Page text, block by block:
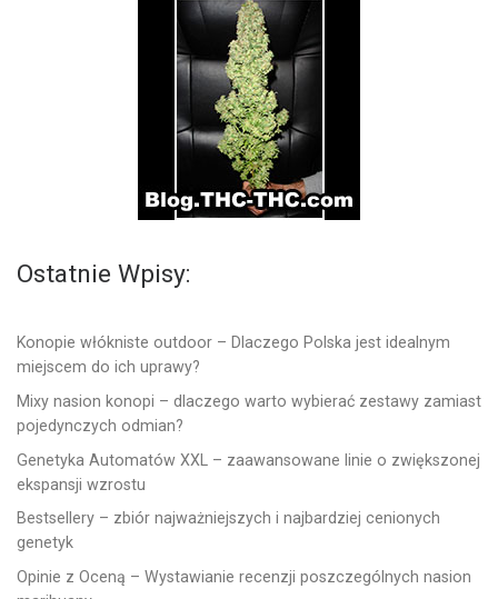
Ostatnie Wpisy:
Konopie włókniste outdoor – Dlaczego Polska jest idealnym
miejscem do ich uprawy?
Mixy nasion konopi – dlaczego warto wybierać zestawy zamiast
pojedynczych odmian?
Genetyka Automatów XXL – zaawansowane linie o zwiększonej
ekspansji wzrostu
Bestsellery – zbiór najważniejszych i najbardziej cenionych
genetyk
Opinie z Oceną – Wystawianie recenzji poszczególnych nasion